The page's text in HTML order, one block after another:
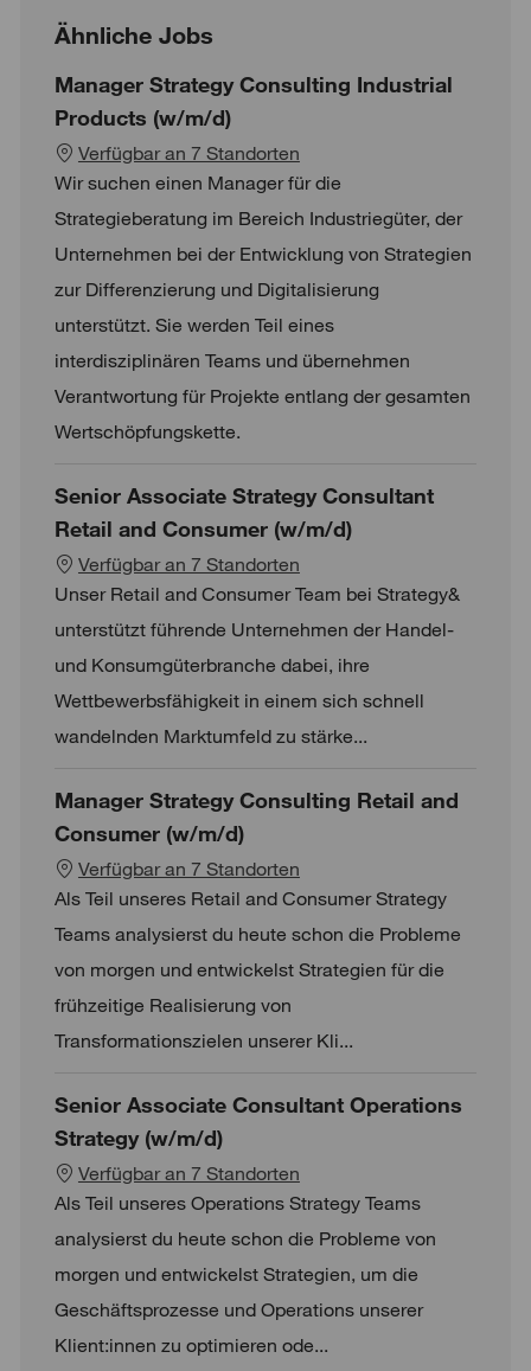
Ähnliche Jobs
Manager Strategy Consulting Industrial
Products (w/m/d)
Verfügbar an 7 Standorten
Wir suchen einen Manager für die
Strategieberatung im Bereich Industriegüter, der
Unternehmen bei der Entwicklung von Strategien
zur Differenzierung und Digitalisierung
unterstützt. Sie werden Teil eines
interdisziplinären Teams und übernehmen
Verantwortung für Projekte entlang der gesamten
Wertschöpfungskette.
Senior Associate Strategy Consultant
Retail and Consumer (w/m/d)
Verfügbar an 7 Standorten
Unser Retail and Consumer Team bei Strategy&
unterstützt führende Unternehmen der Handel-
und Konsumgüterbranche dabei, ihre
Wettbewerbsfähigkeit in einem sich schnell
wandelnden Marktumfeld zu stärke...
Manager Strategy Consulting Retail and
Consumer (w/m/d)
Verfügbar an 7 Standorten
Als Teil unseres Retail and Consumer Strategy
Teams analysierst du heute schon die Probleme
von morgen und entwickelst Strategien für die
frühzeitige Realisierung von
Transformationszielen unserer Kli...
Senior Associate Consultant Operations
Strategy (w/m/d)
Verfügbar an 7 Standorten
Als Teil unseres Operations Strategy Teams
analysierst du heute schon die Probleme von
morgen und entwickelst Strategien, um die
Geschäftsprozesse und Operations unserer
Klient:innen zu optimieren ode...